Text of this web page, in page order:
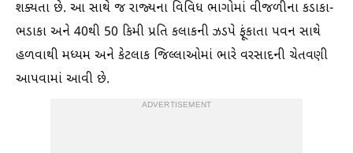
શક્યતા છે. આ સાથે જ રાજ્યના વિવિધ ભાગોમાં વીજળીના કડાકા-
ભડાકા અને 40થી 50 કિમી પ્રતિ કલાકની ઝડપે ફૂંકાતા પવન સાથે
હળવાથી મધ્યમ અને કેટલાક જિલ્લાઓમાં ભારે વરસાદની ચેતવણી
આપવામાં આવી છે.
ADVERTISEMENT